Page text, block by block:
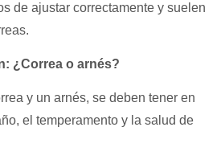
de ajustar correctamente y suelen
¿Correa o arnés?
y un arnés, se deben tener en
el temperamento y la salud de